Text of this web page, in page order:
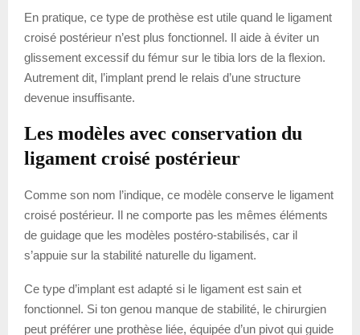
En pratique, ce type de prothèse est utile quand le ligament
croisé postérieur n’est plus fonctionnel. Il aide à éviter un
glissement excessif du fémur sur le tibia lors de la flexion.
Autrement dit, l’implant prend le relais d’une structure
devenue insuffisante.
Les modèles avec conservation du
ligament croisé postérieur
Comme son nom l’indique, ce modèle conserve le ligament
croisé postérieur. Il ne comporte pas les mêmes éléments
de guidage que les modèles postéro-stabilisés, car il
s’appuie sur la stabilité naturelle du ligament.
Ce type d’implant est adapté si le ligament est sain et
fonctionnel. Si ton genou manque de stabilité, le chirurgien
peut préférer une prothèse liée, équipée d’un pivot qui guide